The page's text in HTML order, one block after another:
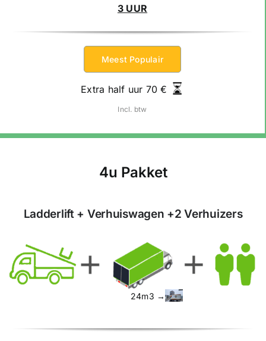
3 UUR
Meest Populair
Extra half uur 70 €
I ncl. btw
4u Pakket
Ladderlift + Verhuiswagen +2 Verhuizers
24m3 →